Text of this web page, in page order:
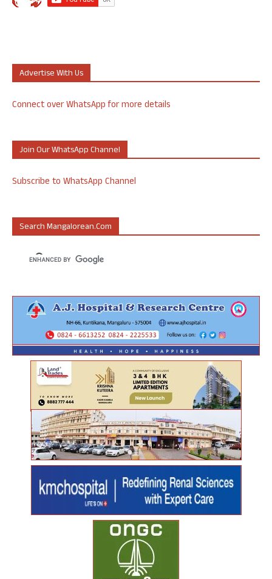
Advertise With Us
Connect over WhatsApp for more details
Join Our WhatsApp Channel
Subscribe to WhatsApp Channel
Search Mangalorean.com